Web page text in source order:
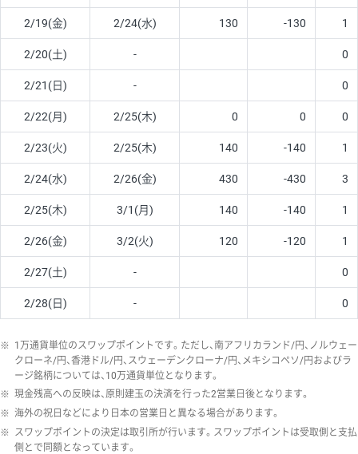
2/19(金) 2/24(水) 130 -130 1
2/20(土) - 0
2/21(日) - 0
2/22(月) 2/25(木) 0 0 0
2/23(火) 2/25(木) 140 -140 1
2/24(水) 2/26(金) 430 -430 3
2/25(木) 3/1(月) 140 -140 1
2/26(金) 3/2(火) 120 -120 1
2/27(土) - 0
2/28(日) - 0
※ 1万通貨単位のスワップポイントです。ただし、南アフリカランド/円、ノルウェー
クローネ/円、香港ドル/円、スウェーデンクローナ/円、メキシコペソ/円およびラ
ージ銘柄については、10万通貨単位となります。
※ 現金残高への反映は、原則建玉の決済を行った2営業日後となります。
※ 海外の祝日などにより日本の営業日と異なる場合があります。
※ スワップポイントの決定は取引所が行います。スワップポイントは受取側と支払
側とで同額となっています。